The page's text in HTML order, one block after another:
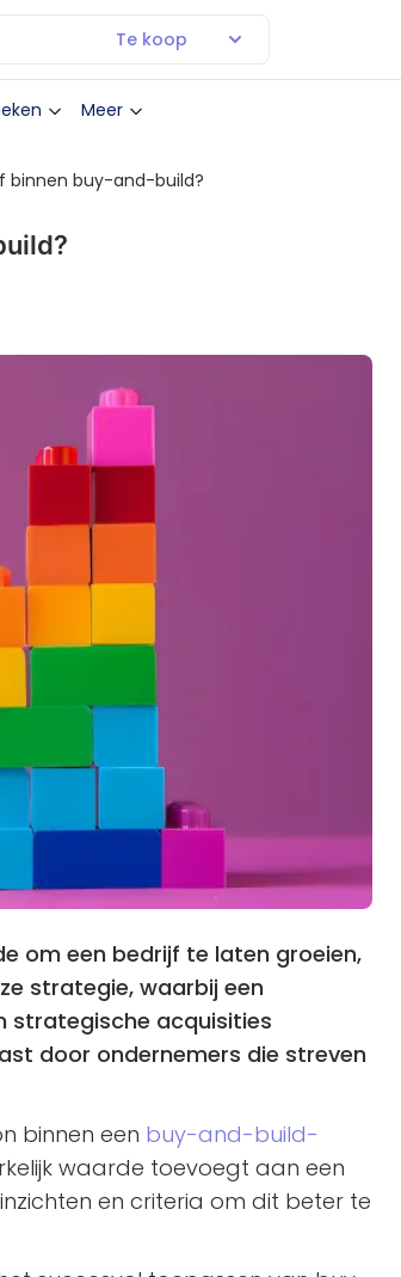
Te koop
Meer
binnen buy-and-build?
om een bedrijf te laten groeien,
strategie, waarbij een
strategische acquisities
door ondernemers die streven
binnen een buy-and-build-
waarde toevoegt aan een
en criteria om dit beter te